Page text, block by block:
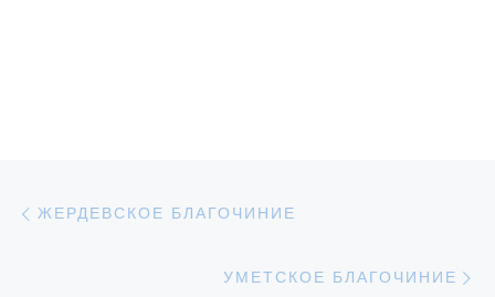
Навигация по записям
ЖЕРДЕВСКОЕ БЛАГОЧИНИЕ
УМЕТСКОЕ БЛАГОЧИНИЕ